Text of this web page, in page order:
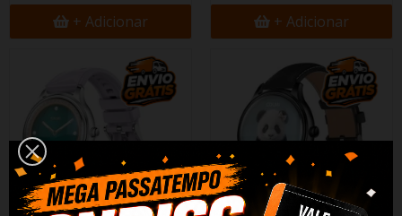
+ Adicionar + Adicionar